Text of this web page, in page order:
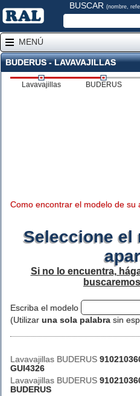
BUSCAR (nombre,
MENÚ
BUDERUS - LAVAVAJILLAS
Lavavajillas BUDERUS
Como encontrar el modelo de su
Seleccione el
Si no lo encuentra,
Escriba el modelo
(Utilizar una sola palabra sin
Lavavajillas BUDERUS
GUI4326
Lavavajillas BUDERUS
BUDERUS